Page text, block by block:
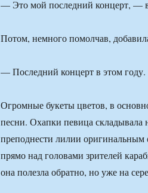
— Это мой последний концерт, —
Потом, немного помолчав,
— Последний концерт в этом году.
Огромные букеты цветов, в
песни. Охапки певица складывала
преподнести лилии оригинальным
прямо над головами зрителей
она полезла обратно, но уже на